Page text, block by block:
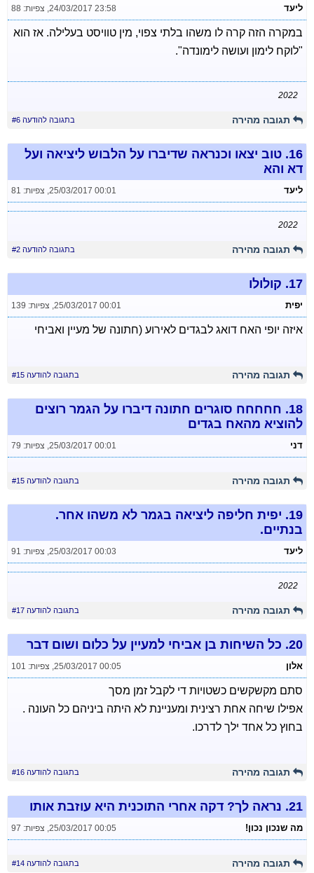
ליעד 24/03/2017 23:58
, צפיות: 88
במקרה הזה קרה לו משהו בלתי צפוי, מין טוויסט בעלילה. אז הוא
"לוקח לימון ועושה לימונדה".
2022
תגובה מהירה בתגובה להודעה #6
16. טוב יצאו וכנראה שדיברו על הלבוש ליציאה ועל
דא והא
ליעד 25/03/2017 00:01
, צפיות: 81
2022
תגובה מהירה בתגובה להודעה #2
17. קולולו
יפית 25/03/2017 00:01
, צפיות: 139
איזה יופי האח דואג לבגדים לאירוע (חתונה של מעיין ואביחי
תגובה מהירה בתגובה להודעה #15
18. חחחחח סוגרים חתונה דיברו על הגמר רוצים
להוציא מהאח בגדים
דני 25/03/2017 00:01
, צפיות: 79
תגובה מהירה בתגובה להודעה #15
19. יפית חליפה ליציאה בגמר לא משהו אחר.
בנתיים.
ליעד 25/03/2017 00:03
, צפיות: 91
2022
תגובה מהירה בתגובה להודעה #17
20. כל השיחות בן אביחי למעיין על כלום ושום דבר
אלון 25/03/2017 00:05
, צפיות: 101
סתם מקשקשים כשטויות די לקבל זמן מסך
אפילו שיחה אחת רצינית ומעניינת לא היתה ביניהם כל העונה .
בחוץ כל אחד ילך לדרכו.
תגובה מהירה בתגובה להודעה #16
21. נראה לך? דקה אחרי התוכנית היא עוזבת אותו
מה שנכון נכון! 25/03/2017 00:05
, צפיות: 97
תגובה מהירה בתגובה להודעה #14